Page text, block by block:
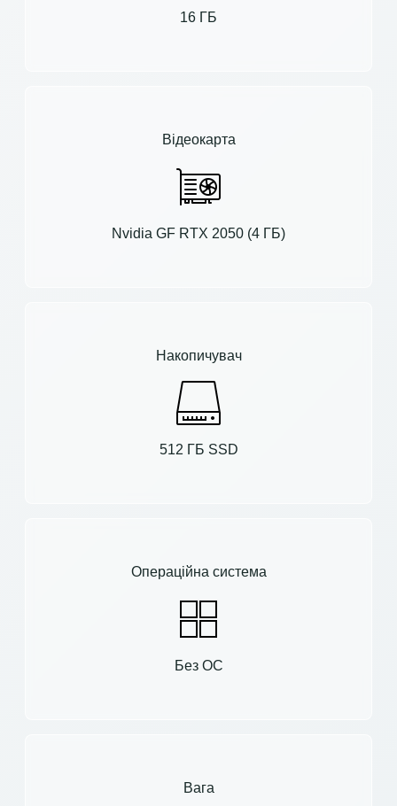
16 ГБ
Відеокарта
Nvidia GF RTX 2050 (4 ГБ)
Накопичувач
512 ГБ SSD
Операційна система
Без ОС
Вага